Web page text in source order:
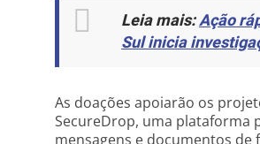
Leia mais:Ação
Sul inicia
As doações apoiarão os
SecureDrop, uma plataforma
mensagens e documentos de